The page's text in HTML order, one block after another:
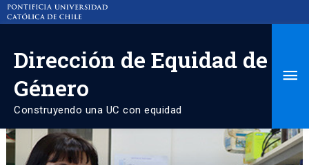
Dirección de Equidad de
Género
Construyendo una UC con equidad